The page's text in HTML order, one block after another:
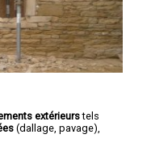
extérieurstels
(dallage, pavage),